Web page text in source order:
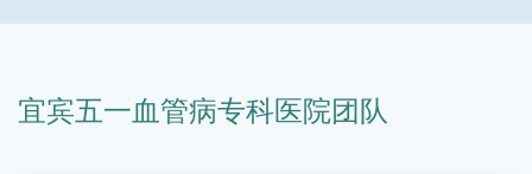
宜宾五一血管病专科医院团队